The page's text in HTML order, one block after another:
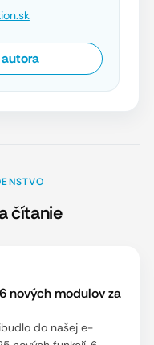
čítanie
nových modulov za
do našej e-